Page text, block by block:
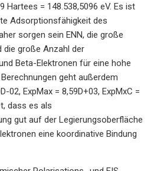
Hartees = 148.538,5096 eV. Es ist
Adsorptionsfähigkeit des
sorgen sein ENN, die große
die große Anzahl der
Beta-Elektronen für eine hohe
geht außerdem
02, ExpMax = 8,59D+03, ExpMxC =
dass es als
gut auf der Legierungsoberfläche
eine koordinative Bindung